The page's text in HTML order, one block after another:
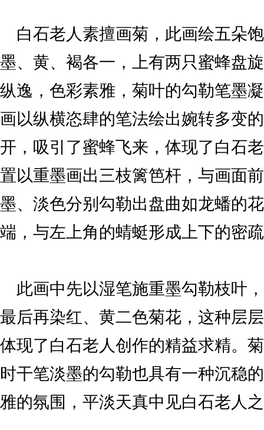
白石老人素擅画菊，此画绘五朵
墨、黄、褐各一，上有两只蜜蜂盘
纵逸，色彩素雅，菊叶的勾勒笔墨
画以纵横恣肆的笔法绘出婉转多变
开，吸引了蜜蜂飞来，体现了白石
置以重墨画出三枝篱笆杆，与画面
墨、淡色分别勾勒出盘曲如龙蟠的
端，与左上角的蜻蜓形成上下的密
此画中先以湿笔施重墨勾勒枝叶
最后再染红、黄二色菊花，这种层
体现了白石老人创作的精益求精。
时干笔淡墨的勾勒也具有一种沉稳
雅的氛围，平淡天真中见白石老人